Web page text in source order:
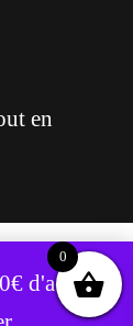
d'achat,
en
0